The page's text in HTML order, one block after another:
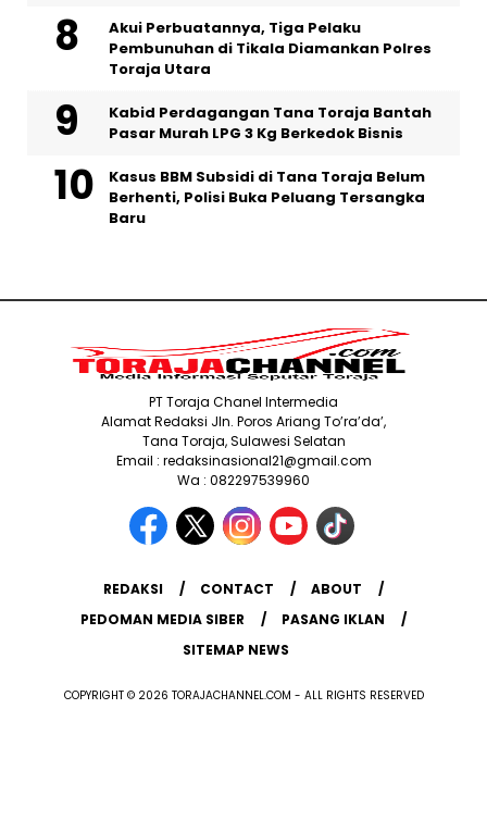
Akui Perbuatannya, Tiga Pelaku
Pembunuhan di Tikala Diamankan Polres
Toraja Utara
Kabid Perdagangan Tana Toraja Bantah
Pasar Murah LPG 3 Kg Berkedok Bisnis
Kasus BBM Subsidi di Tana Toraja Belum
Berhenti, Polisi Buka Peluang Tersangka
Baru
PT Toraja Chanel Intermedia
Alamat Redaksi Jln. Poros Ariang To’ra’da’,
Tana Toraja, Sulawesi Selatan
Email : redaksinasional21@gmail.com
Wa : 082297539960
REDAKSI CONTACT
ABOUT
PEDOMAN MEDIA SIBER
PASANG IKLAN
SITEMAP NEWS
COPYRIGHT © 2026 TORAJACHANNEL.COM - ALL RIGHTS RESERVED